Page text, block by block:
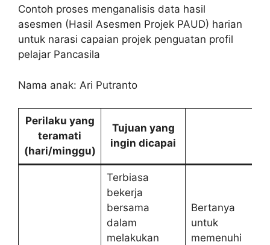
Contoh proses menganalisis data hasil
asesmen (Hasil Asesmen Projek PAUD) harian
untuk narasi capaian projek penguatan profil
pelajar Pancasila
Nama anak: Ari Putranto
Perilaku yang
teramati
(hari/minggu)
Tujuan yang
ingin dicapai
Terbiasa
bekerja
bersama
dalam
melakukan
Bertanya
untuk
memenuhi